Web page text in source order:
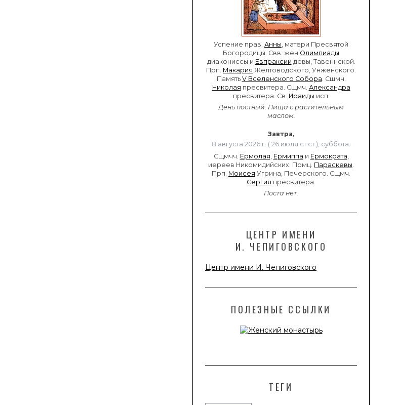
Успение прав. Анны , матери Пресвятой
Богородицы. Свв. жен Олимпиады
диакониссы и Евпраксии девы, Тавеннской.
Прп. Макария Желтоводского, Унженского.
Память V Вселенского Собора . Сщмч.
Николая пресвитера. Сщмч. Александра
пресвитера. Св. Ираиды исп.
День постный. Пища с растительным
маслом.
Завтра,
8 августа 2026 г. ( 26 июля ст.ст.), суббота.
Сщмчч. Ермолая Ермиппа и Ермократа
иереев Никомидийских. Прмц. Параскевы
Прп. Моисея Угрина, Печерского. Сщмч.
Сергия пресвитера.
Поста нет.
ЦЕНТР ИМЕНИ
И. ЧЕПИГОВСКОГО
Центр имени И. Чепиговского
ПОЛЕЗНЫЕ ССЫЛКИ
ТЕГИ